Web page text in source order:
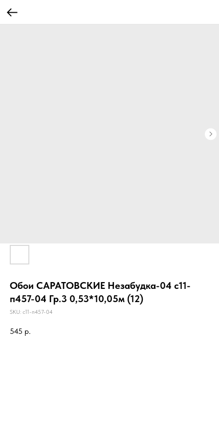
Обои САРАТОВСКИЕ Незабудка-04 с11-
п457-04 Гр.3 0,53*10,05м (12)
SKU: с11-п457-04
545 р.